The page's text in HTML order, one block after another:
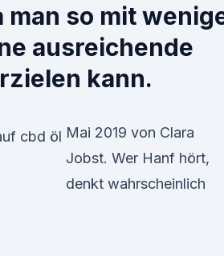
man so mit
ausreichende
kann.
Mai 2019 von Clara
Jobst. Wer Hanf hört,
denkt wahrscheinlich